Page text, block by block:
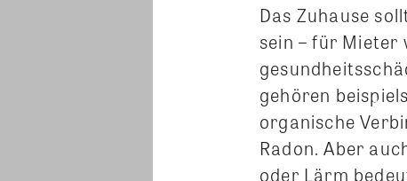
Das Zuhause
sein – für Mieter
gehören
organische
Radon. Aber
oder Lärm